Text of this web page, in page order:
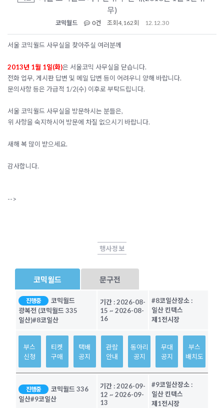
무)
코믹월드 0건 조회 4,162회 12.12.30
서울 코믹월드 사무실을 찾아주실 여러분께
2013년 1월 1일(화)은 서울코믹 사무실을 닫습니다.
전화 업무, 게시판 답변 및 메일 답변 등이 어려우니 양해 바랍니다.
문의사항 등은 가급적 1/2(수) 이후로 부탁드립니다.
서울 코믹월드 사무실을 방문하시는 분들은,
위 사항을 숙지하시어 방문에 차질 없으시기 바랍니다.
새해 복 많이 받으세요.
감사합니다.
-->
행사정보
코믹월드 문구전
진행중
코믹월드
광복전 (코믹월드 335
일산)#8코일산
기간 :2026-08-
15 ~ 2026-08-
16
#8코일산장소 :
일산 킨텍스
제1전시장
부스
신청
티켓
구매
택배
공지
관람
안내
동아리
공지
무대
공지
부스
배치도
진행중
코믹월드 336
일산#9코일산
기간 :2026-09-
12 ~ 2026-09-
13
#9코일산장소 :
일산 킨텍스
제1전시장